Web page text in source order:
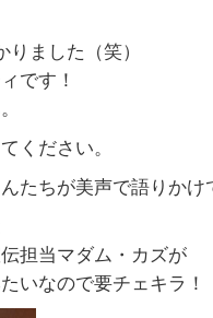
ました（笑）
です！
ください。
たちが美声で語りかけ
担当マダム・カズが
いなので要チェキラ！